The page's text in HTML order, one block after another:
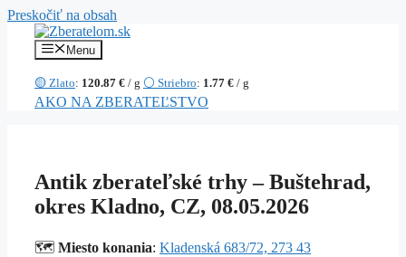
Preskočiť na obsah
Menu
🟡 Zlato: 120.87 € / g ⚪ Striebro: 1.77 € / g
AKO NA ZBERATEĽSTVO
Antik zberateľské trhy – Buštehrad,
okres Kladno, CZ, 08.05.2026
🗺️ Miesto konania: Kladenská 683/72, 273 43